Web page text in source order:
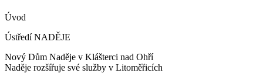
Úvod
Ústředí NADĚJE
Nový Dům Naděje v Klášterci nad Ohří
Naděje rozšířuje své služby v Litoměřicích